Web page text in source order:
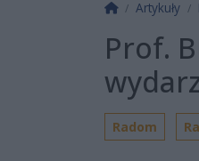
Strona główna
Artykuły
Prof.
Radom